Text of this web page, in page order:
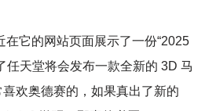
它的网站页面展示了一份“2025
任天堂将会发布一款全新的 3D 马
欢奥德赛的，如果真出了新的